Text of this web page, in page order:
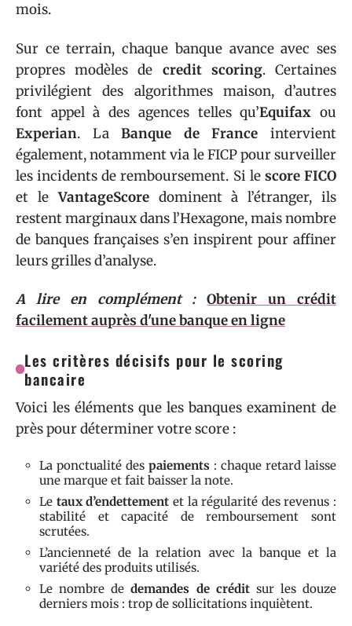
mois.
Sur ce terrain, chaque banque avance avec ses
propres modèles de credit scoring. Certaines
privilégient des algorithmes maison, d’autres
font appel à des agences telles qu’Equifax ou
Experian. LaBanque de France intervient
également, notamment via le FICP pour surveiller
les incidents de remboursement. Si le score FICO
et leVantageScoredominent à l’étranger, ils
restent marginaux dans l’Hexagone, mais nombre
de banques françaises s’en inspirent pour affiner
leurs grilles d’analyse.
A lire en complément :
Obtenir un crédit
facilement auprès d'une banque en ligne
Les critères décisifs pour le scoring
bancaire
Voici les éléments que les banques examinent de
près pour déterminer votre score :
La ponctualité des paiements : chaque retard laisse
une marque et fait baisser la note.
Le taux d’endettement et la régularité des revenus :
stabilité et capacité de remboursement sont
scrutées.
L’ancienneté de la relation avec la banque et la
variété des produits utilisés.
Le nombre dedemandes de créditsur les douze
derniers mois : trop de sollicitations inquiètent.